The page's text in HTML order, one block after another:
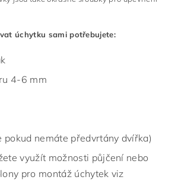
úchytku sami potřebujete:
4-6 mm
pokud nemáte předvrtány dvířka)
využít možnosti půjčení nebo
pro montáž úchytek viz